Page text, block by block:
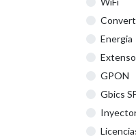
Energia
GPON
Gbics